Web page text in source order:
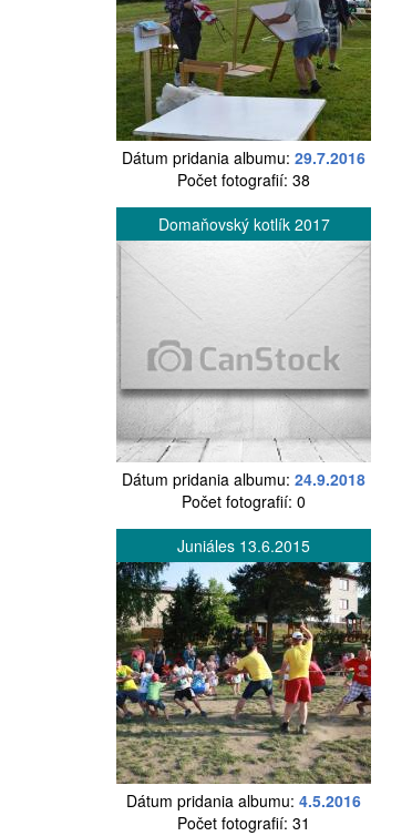
Dátum pridania albumu:29.7.2016
Počet fotografií: 38
Domaňovský kotlík 2017
Dátum pridania albumu:24.9.2018
Počet fotografií: 0
Juniáles 13.6.2015
Dátum pridania albumu:4.5.2016
Počet fotografií: 31